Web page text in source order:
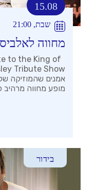
15.08
שבת, 21:00
מחווה
to the King of
אמנים שהמוזיקה
מופע מחווה מרהיב
בידור